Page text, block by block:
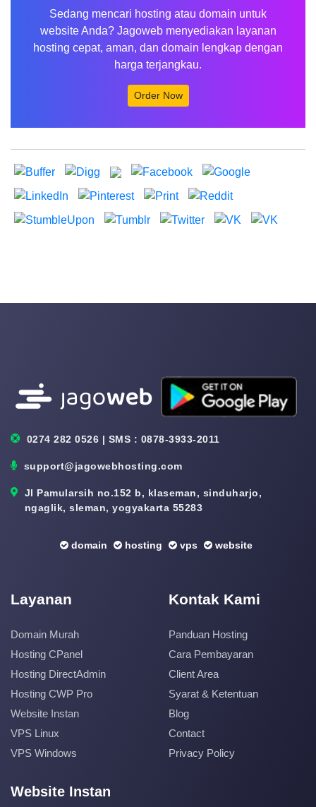
Sedang mencari hosting atau domain untuk
website Anda? Jagoweb menyediakan layanan
hosting cepat, aman, dan domain lengkap dengan
harga terjangkau.
Order Now
0274 282 0526 | SMS : 0878-3933-2011
support@jagowebhosting.com
Jl Pamularsih no.152 b, klaseman, sinduharjo,
ngaglik, sleman, yogyakarta 55283
domain hosting vps website
Layanan
Domain Murah
Hosting CPanel
Hosting DirectAdmin
Hosting CWP Pro
Website Instan
VPS Linux
VPS Windows
Kontak Kami
Panduan Hosting
Cara Pembayaran
Client Area
Syarat & Ketentuan
Blog
Contact
Privacy Policy
Website Instan